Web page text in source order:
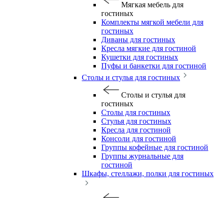
Мягкая мебель для
гостиных
Комплекты мягкой мебели для
гостиных
Диваны для гостиных
Кресла мягкие для гостиной
Кушетки для гостиных
Пуфы и банкетки для гостиной
Столы и стулья для гостиных
Столы и стулья для
гостиных
Столы для гостиных
Стулья для гостиных
Кресла для гостиной
Консоли для гостиной
Группы кофейные для гостиной
Группы журнальные для
гостиной
Шкафы, стеллажи, полки для гостиных